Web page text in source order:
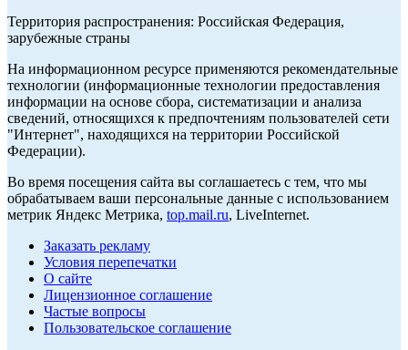
Территория распространения: Российская Федерация,
зарубежные страны
На информационном ресурсе применяются рекомендательные
технологии (информационные технологии предоставления
информации на основе сбора, систематизации и анализа
сведений, относящихся к предпочтениям пользователей сети
"Интернет", находящихся на территории Российской
Федерации).
Во время посещения сайта вы соглашаетесь с тем, что мы
обрабатываем ваши персональные данные с использованием
метрик Яндекс Метрика, top.mail.ru, LiveInternet.
Заказать рекламу
Условия перепечатки
О сайте
Лицензионное соглашение
Частые вопросы
Пользовательское соглашение